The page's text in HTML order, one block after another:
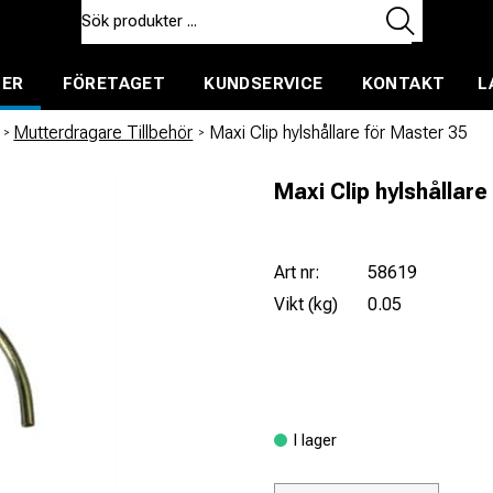
FÖRETAGET KUNDSERVICE KONTAKT
/ Mutterdragare Tillbehör / Maxi Clip hylshållare för Master 35
Maxi Clip
Art nr:
58619
Vikt (kg)
0.05
I lager